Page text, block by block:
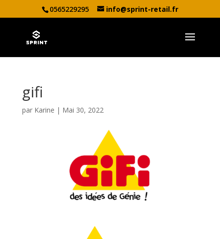
0565229295 info@sprint-retail.fr
gifi
par Karine | Mai 30, 2022